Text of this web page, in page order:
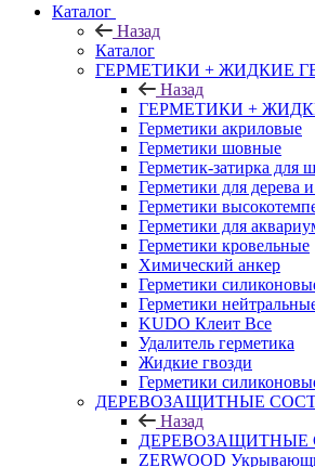
Каталог
Назад
Каталог
ГЕРМЕТИКИ + ЖИДКИЕ
Назад
ГЕРМЕТИКИ +
Герметики акриловые
Герметики шовные
Герметик-затирка для
Герметики для дерева
Герметики
Герметики для
Герметики кровельные
Химический анкер
Герметики
Герметики
KUDO Клеит Все
Удалитель герметика
Жидкие гвозди
Герметики
ДЕРЕВОЗАЩИТНЫЕ
Назад
ДЕРЕВОЗАЩИТНЫЕ
ZERWOOD